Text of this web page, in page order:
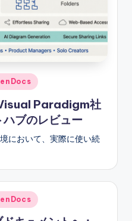
Paradigm社
ブのレビュー
において、実際に使い続